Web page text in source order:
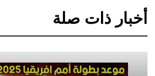
أخبار ذات صلة